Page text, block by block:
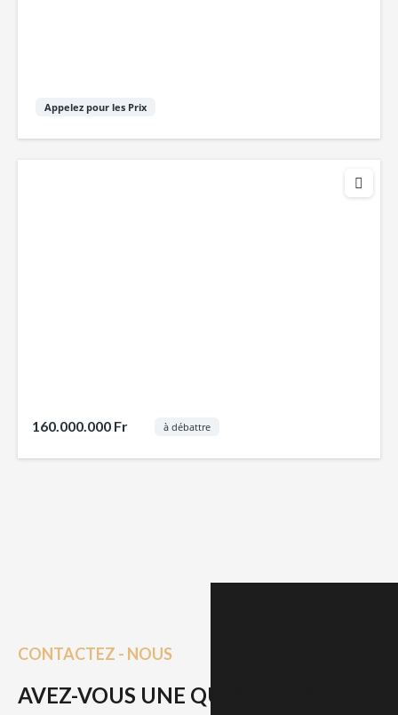
Appelez pour les Prix
160.000.000 Fr à débattre
CONTACTEZ - NOUS
AVEZ-VOUS UNE QUESTION ?